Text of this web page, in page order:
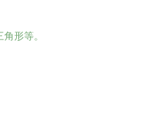
形等。